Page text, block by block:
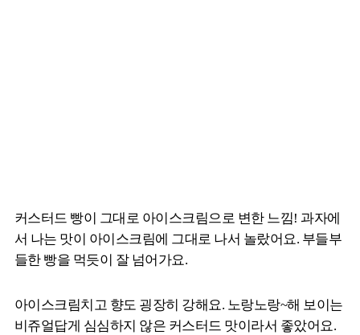
커스터드 빵이 그대로 아이스크림으로 변한 느낌! 과자에
서 나는 맛이 아이스크림에 그대로 나서 놀랐어요. 부들부
들한 빵을 먹듯이 잘 넘어가요.
아이스크림치고 향도 굉장히 강해요. 노랑노랑~해 보이는
비쥬얼답게 심심하지 않은 커스터드 맛이라서 좋았어요.